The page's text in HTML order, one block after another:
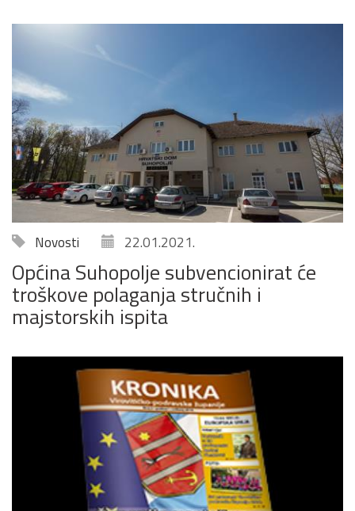
Novosti 22.01.2021.
Općina Suhopolje subvencionirat će
troškove polaganja stručnih i
majstorskih ispita